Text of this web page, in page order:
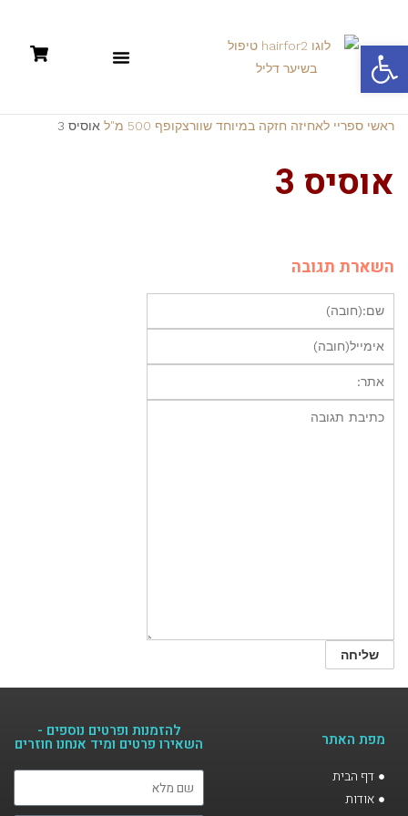
ראשי ספריי לאחיזה חזקה במיוחד שוורצקופף 500 מ"ל אוסיס 3
אוסיס 3
השארת תגובה
מפת האתר
דף הבית
אודות
להזמנות ופרטים נוספים -
השאירו פרטים ומיד אנחנו חוזרים​
פתח סרגל נגישות